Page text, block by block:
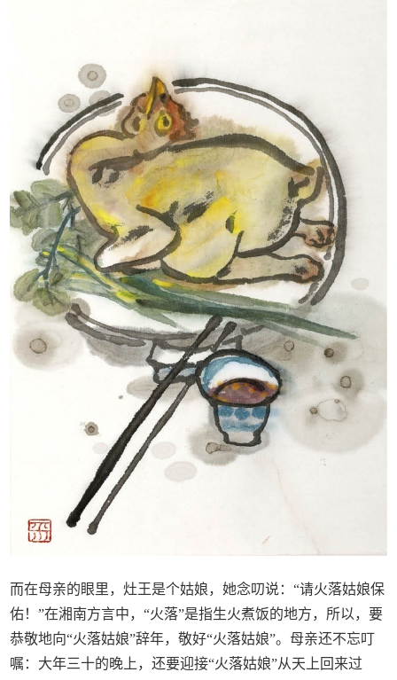
而在母亲的眼里，灶王是个姑娘，她念叨说：“请火落姑娘保
佑！”在湘南方言中，“火落”是指生火煮饭的地方，所以，要
恭敬地向“火落姑娘”辞年，敬好“火落姑娘”。母亲还不忘叮
嘱：大年三十的晚上，还要迎接“火落姑娘”从天上回来过